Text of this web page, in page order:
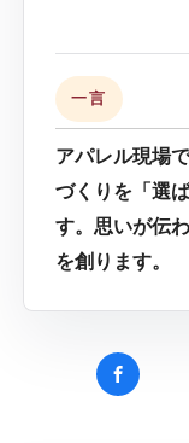
一言
アパレル現場
づくりを「選
す。思いが伝
を創ります。